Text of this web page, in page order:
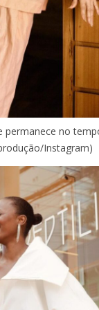
permanece no
Instagram)